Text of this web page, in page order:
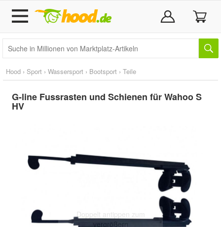
Hood › Sport › Wassersport › Bootsport › Teile
G-line Fussrasten und Schienen für Wahoo S
HV
Doppelt antippen zum
vergrößern